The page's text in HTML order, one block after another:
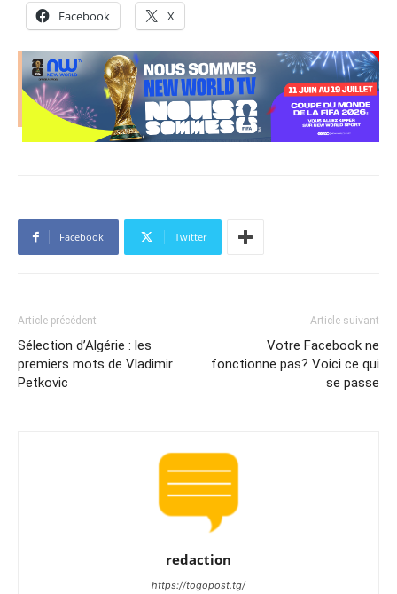
Facebook X
Facebook Twitter
Article précédent
Sélection d’Algérie : les
premiers mots de Vladimir
Petkovic
Article suivant
Votre Facebook ne
fonctionne pas? Voici ce qui
se passe
redaction
https://togopost.tg/